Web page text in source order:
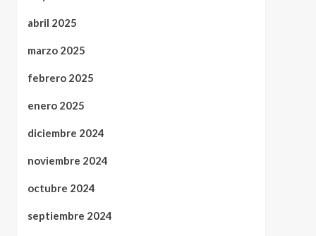
abril 2025
marzo 2025
febrero 2025
enero 2025
diciembre 2024
noviembre 2024
octubre 2024
septiembre 2024